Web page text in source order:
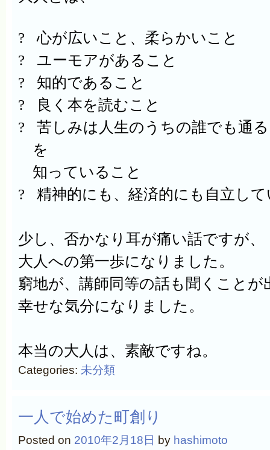
?
心が広いこと、柔らかいこと
?
ユーモアがあること
?
知的であること
?
良く本を読むこと
?
苦しみは人生のうちの誰でも通
を
知っていること
?
精神的にも、経済的にも自立し
少し、否かなり耳が痛い話ですが、
大人への第一歩になりました。
窮地が、講師同等の話も聞くことが
幸せな気分になりました 。
本当の大人は、素敵ですね。
Categories: 未分類
一人で始めた町創り
Posted on 2010年2月18日 by hashimoto